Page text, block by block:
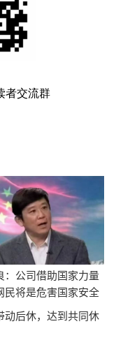
者交流群
：公司借助国家力量
民将是危害国家安全
隐患
动后休，达到共同休